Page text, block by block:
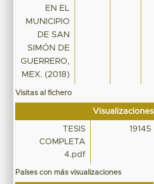
EN EL
MUNICIPIO
DE SAN
SIMÓN DE
GUERRERO,
MEX. (2018)
Visitas al fichero
Visualizaciones
TESIS
COMPLETA
4.pdf
19145
Países con más visualizaciones